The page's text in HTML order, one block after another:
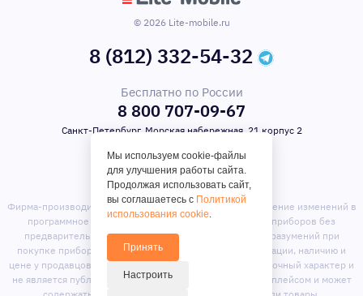
© 2026 Lite-mobile.ru
8 (812) 332-54-32
Бесплатно по России
8 800 707-09-67
Санкт-Петербург, Морская набережная, 21 корпус 2
Фирма-производитель оставляет за собой право на внесение изменений в
программное обеспечение, дизайн и комплектацию приборов без
предварительного уведомления. Во избежание недоразумений при
покупке приборов уточняйте информацию о комплектации, наличию и
цене у продавцов. Вся информация на сайте носит справочный характер и
не является публичной офертой. Сайт является маркет-плейсом и может
Мы используем cookie-файлы
для улучшения работы сайта.
Продолжая использовать сайт,
вы соглашаетесь с Политикой
использования cookie.
Принять
Настроить